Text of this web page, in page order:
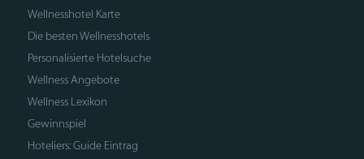
Wellnesshotel Karte
Die besten Wellnesshotels
Personalisierte Hotelsuche
Wellness Angebote
Wellness Lexikon
Gewinnspiel
Hoteliers: Guide Eintrag